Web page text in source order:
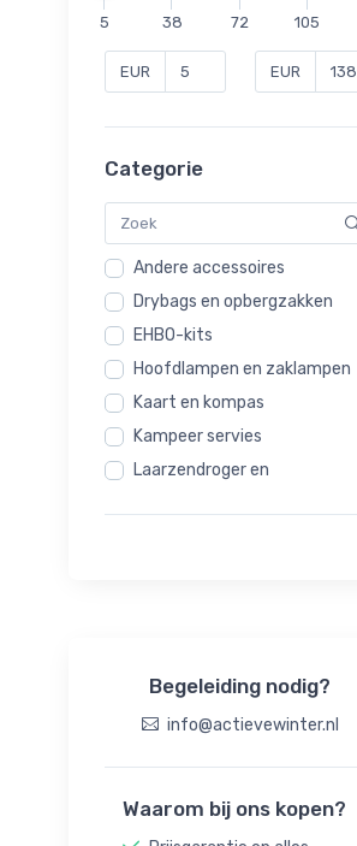
5 38 72 105
EUR EUR
Categorie
Andere accessoires
Drybags en opbergzakken
EHBO-kits
Hoofdlampen en zaklampen
Kaart en kompas
Kampeer servies
Laarzendroger en
Begeleiding nodig?
info@actievewinter.nl
Waarom bij ons kopen?